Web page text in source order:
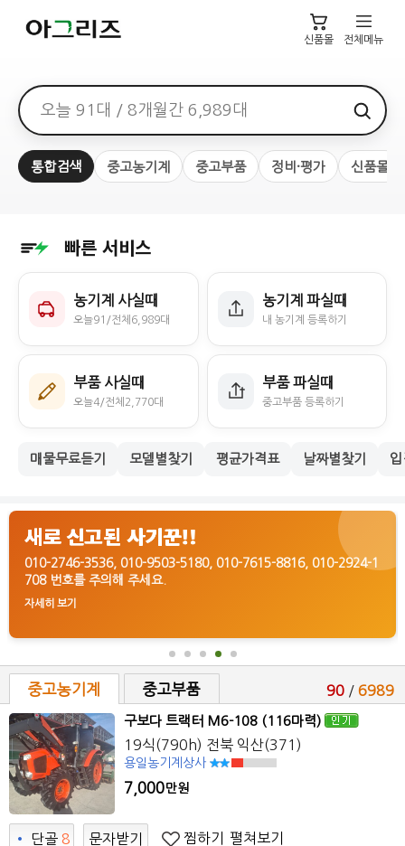
신품몰 전체메뉴
검색어
통합검색 중고농기계 중고부품 정비·평가 신품몰
빠른 서비스
농기계 사실때
오늘91/전체6,989대
농기계 파실때
내 농기계 등록하기
부품 사실때
오늘4/전체2,770대
부품 파실때
중고부품 등록하기
매물무료듣기 모델별찾기 평균가격표 날짜별찾기
새로 신고된 사기꾼!!
010-2746-3536, 010-9503-5180, 010-7615-8816, 010-2924-1
708 번호를 주의해 주세요.
자세히 보기
중고농기계 중고부품 90 / 6989
구보다 트랙터 M6-108 (116마력)
19식(790h) 전북 익산(371)
용일농기계상사
7,000만원
• 단골 8
문자받기 찜하기 펼쳐보기